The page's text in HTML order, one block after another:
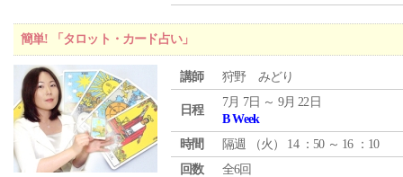
簡単! 「タロット・カード占い」
講師 狩野 みどり
日程
7月 7日 ～ 9月 22日
B Week
時間
隔週 （火 ） 14 ：50 ～ 16 ：10
回数
全6回